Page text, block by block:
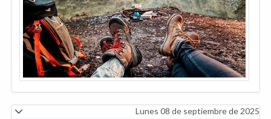
Lunes 08 de septiembre de 2025